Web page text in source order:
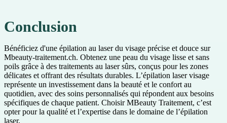
Conclusion
Bénéficiez d'une épilation au laser du visage précise et douce sur
Mbeauty-traitement.ch. Obtenez une peau du visage lisse et sans
poils grâce à des traitements au laser sûrs, conçus pour les zones
délicates et offrant des résultats durables. L’épilation laser visage
représente un investissement dans la beauté et le confort au
quotidien, avec des soins personnalisés qui répondent aux besoins
spécifiques de chaque patient. Choisir MBeauty Traitement, c’est
opter pour la qualité et l’expertise dans le domaine de l’épilation
laser.